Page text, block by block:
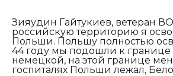
Зияудин Гайтукиев, ветеран
российскую территорию я
Польши. Польшу полностью
44 году мы подошли к границе
немецкой, на этой границе
госпиталях Польши лежал,